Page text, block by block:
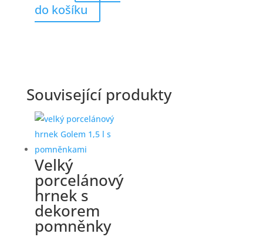
do košíku
Související produkty
Velký
porcelánový
hrnek s
dekorem
pomněnky